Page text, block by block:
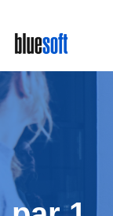
main
content